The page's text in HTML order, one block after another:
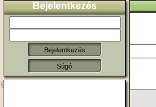
Bejelentkezés
Súgó